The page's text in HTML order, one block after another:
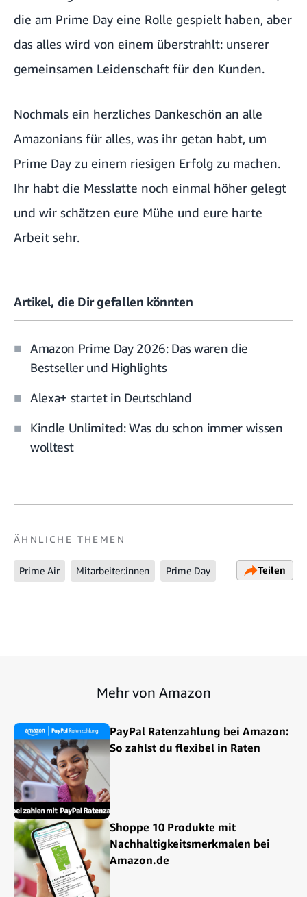
die am Prime Day eine Rolle gespielt haben, aber
das alles wird von einem überstrahlt: unserer
gemeinsamen Leidenschaft für den Kunden.
Nochmals ein herzliches Dankeschön an alle
Amazonians für alles, was ihr getan habt, um
Prime Day zu einem riesigen Erfolg zu machen.
Ihr habt die Messlatte noch einmal höher gelegt
und wir schätzen eure Mühe und eure harte
Arbeit sehr.
Artikel, die Dir gefallen könnten
Amazon Prime Day 2026: Das waren die
Bestseller und Highlights
Alexa+ startet in Deutschland
Kindle Unlimited: Was du schon immer wissen
wolltest
ÄHNLICHE THEMEN
Prime Air Mitarbeiter:innen Prime Day Teilen
Mehr von Amazon
PayPal Ratenzahlung bei Amazon:
So zahlst du flexibel in Raten
Shoppe 10 Produkte mit
Nachhaltigkeitsmerkmalen bei
Amazon.de